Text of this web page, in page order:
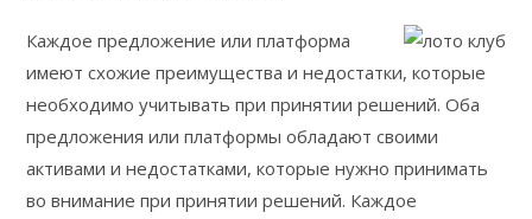
Каждое предложение или платформа
имеют схожие преимущества и недостатки, которые
необходимо учитывать при принятии решений. Оба
предложения или платформы обладают своими
активами и недостатками, которые нужно принимать
во внимание при принятии решений. Каждое